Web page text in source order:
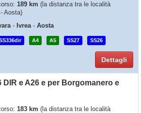
189 km (la distanza tra le località
Aosta)
- Ivrea- Aosta
A4 A5 SS27 SS26
Dettagli
DIR e A26 e per Borgomanero e
183 km (la distanza tra le località